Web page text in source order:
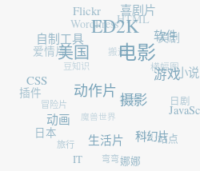
电影
ED2K
美国
动作片
摄影
游戏
软件
喜剧片
Flickr
自制工具
CSS
动画
生活片
科幻片
小说
美剧
HTML
WordPress
爱情片
插件
日本
IT 娜娜
站点
日剧
横幅图
搬运
豆知识
旅行
弯弯
WIN7
香港